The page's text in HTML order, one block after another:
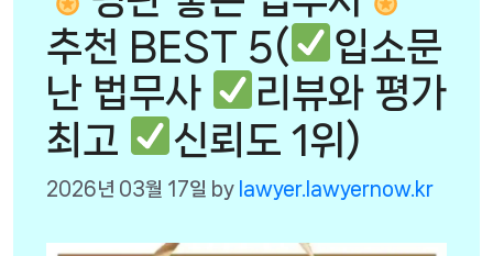
추천 BEST 5(
입소문
난 법무사
리뷰와 평가
최고
신뢰도 1위)
2026년 03월 17일 by lawyer.lawyernow.kr